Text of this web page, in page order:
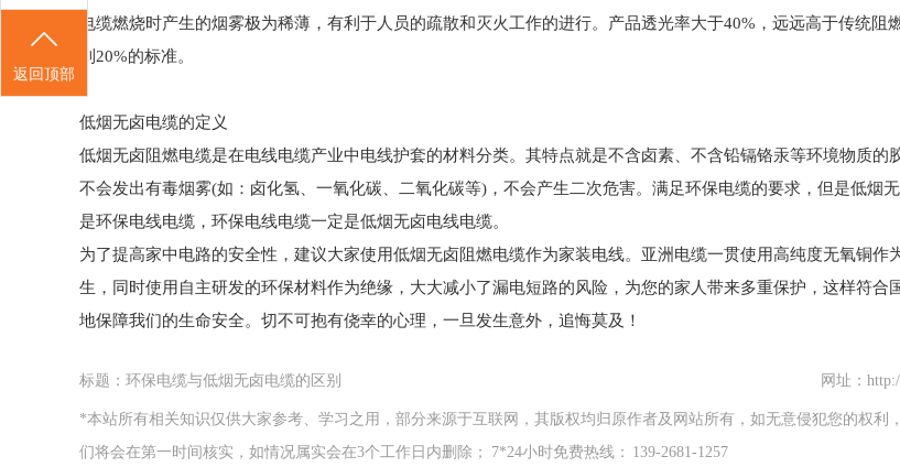
电缆燃烧时产生的烟雾极为稀薄，有利于人员的疏散和灭火工作的进行。产品透光率大于40%，远远高于传统阻
到20%的标准。
低烟无卤电缆的定义
低烟无卤阻燃电缆是在电线电缆产业中电线护套的材料分类。其特点就是不含卤素、不含铅镉铬汞等环境物质的
不会发出有毒烟雾(如：卤化氢、一氧化碳、二氧化碳等)，不会产生二次危害。满足环保电缆的要求，但是低烟
是环保电线电缆，环保电线电缆一定是低烟无卤电线电缆。
为了提高家中电路的安全性，建议大家使用低烟无卤阻燃电缆作为家装电线。亚洲电缆一贯使用高纯度无氧铜作
生，同时使用自主研发的环保材料作为绝缘，大大减小了漏电短路的风险，为您的家人带来多重保护，这样符合
地保障我们的生命安全。切不可抱有侥幸的心理，一旦发生意外，追悔莫及！
标题：环保电缆与低烟无卤电缆的区别 网址：
*本站所有相关知识仅供大家参考、学习之用，部分来源于互联网，其版权均归原作者及网站所有，如无意侵犯您的权利
们将会在第一时间核实，如情况属实会在3个工作日内删除； 7*24小时免费热线： 139-2681-1257
返回顶部